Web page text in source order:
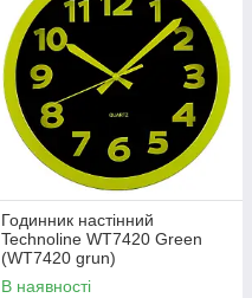
Годинник настінний
Technoline WT7420 Green
(WT7420 grun)
В наявності